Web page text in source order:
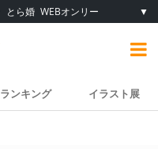
とら婚 WEBオンリー ▼
ランキング イラスト展